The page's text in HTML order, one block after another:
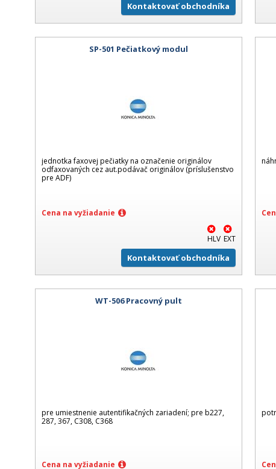
Kontaktovať obchodníka
SP-501 Pečiatkový modul
jednotka faxovej pečiatky na označenie originálov
odfaxovaných cez aut.podávač originálov (príslušenstvo
pre ADF)
Cena na vyžiadanie
HLV EXT
Kontaktovať obchodníka
WT-506 Pracovný pult
pre umiestnenie autentifikačných zariadení; pre b227,
287, 367, C308, C368
Cena na vyžiadanie